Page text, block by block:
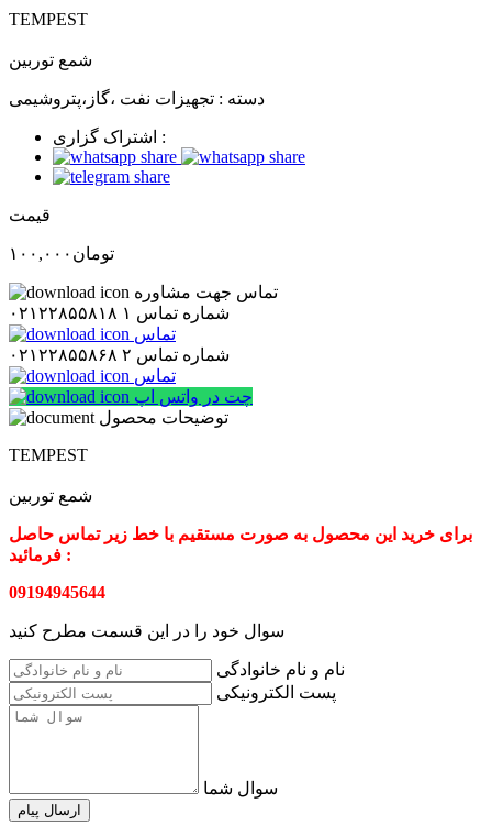
TEMPEST
شمع توربین
دسته : تجهیزات نفت ،گاز،پتروشیمی
اشتراک گزاری :
قیمت
۱۰۰,۰۰۰ تومان
تماس جهت مشاوره
شماره تماس ۱
۰۲۱۲۲۸۵۵۸۱۸
تماس
شماره تماس ۲
۰۲۱۲۲۸۵۵۸۶۸
تماس
چت در واتس اپ
توضیحات محصول
TEMPEST
شمع توربین
برای خرید این محصول به صورت مستقیم با خط زیر تماس حاصل
فرمائید :
09194945644
سوال خود را در این قسمت مطرح کنید
نام و نام خانوادگی
پست الکترونیکی
سوال شما
ارسال پیام